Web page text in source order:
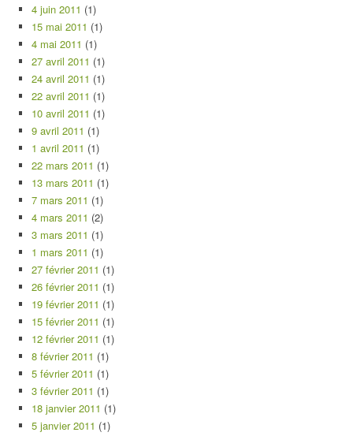
4 juin 2011 (1)
15 mai 2011 (1)
4 mai 2011 (1)
27 avril 2011 (1)
24 avril 2011 (1)
22 avril 2011 (1)
10 avril 2011 (1)
9 avril 2011 (1)
1 avril 2011 (1)
22 mars 2011 (1)
13 mars 2011 (1)
7 mars 2011 (1)
4 mars 2011 (2)
3 mars 2011 (1)
1 mars 2011 (1)
27 février 2011 (1)
26 février 2011 (1)
19 février 2011 (1)
15 février 2011 (1)
12 février 2011 (1)
8 février 2011 (1)
5 février 2011 (1)
3 février 2011 (1)
18 janvier 2011 (1)
5 janvier 2011 (1)